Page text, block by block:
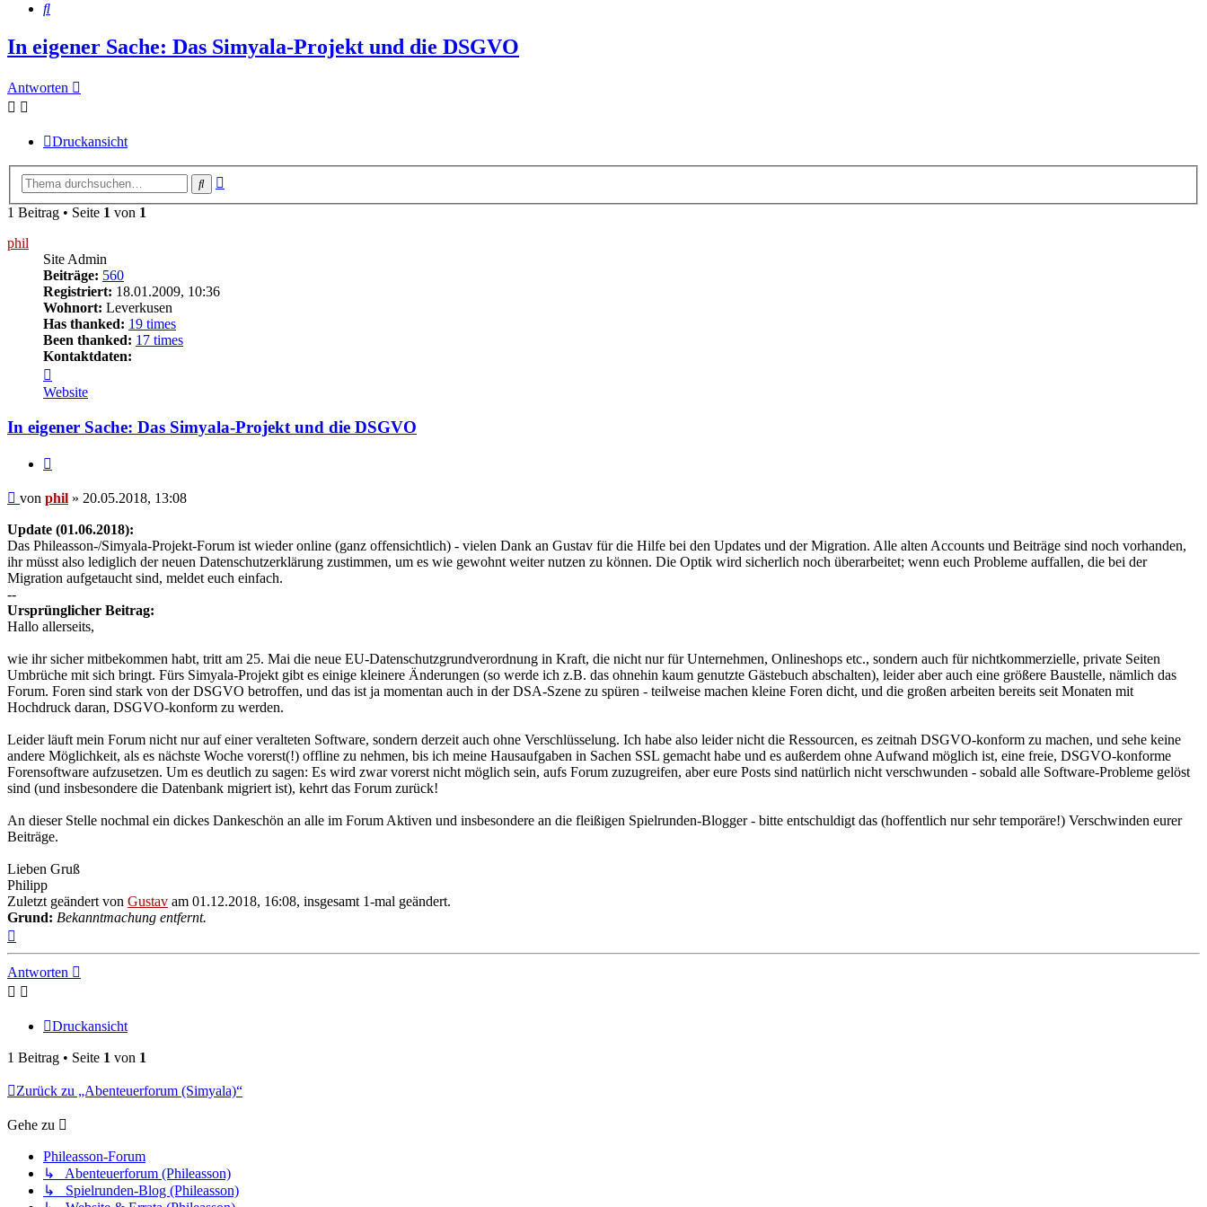
Suche
In eigener Sache: Das Simyala-Projekt und die DSGVO
Antworten
Druckansicht
Suche
1 Beitrag • Seite 1 von 1
phil
Site Admin
Beiträge: 560
Registriert: 18.01.2009, 10:36
Wohnort: Leverkusen
Has thanked: 19 times
Been thanked: 17 times
Kontaktdaten:
von
phil
Website
In eigener Sache: Das Simyala-Projekt und die DSGVO
Beitrag
von phil » 20.05.2018, 13:08
Update (01.06.2018):
Das Phileasson-/Simyala-Projekt-Forum ist wieder online (ganz offensichtlich) - vielen Dank an Gustav für die Hilfe bei den Updates und der Migration. Alle alten Accounts und Beiträge sind noch vorhanden,
ihr müsst also lediglich der neuen Datenschutzerklärung zustimmen, um es wie gewohnt weiter nutzen zu können. Die Optik wird sicherlich noch überarbeitet; wenn euch Probleme auffallen, die bei der
Migration aufgetaucht sind, meldet euch einfach.
--
Ursprünglicher Beitrag:
Hallo allerseits,
wie ihr sicher mitbekommen habt, tritt am 25. Mai die neue EU-Datenschutzgrundverordnung in Kraft, die nicht nur für Unternehmen, Onlineshops etc., sondern auch für nichtkommerzielle, private Seiten
Umbrüche mit sich bringt. Fürs Simyala-Projekt gibt es einige kleinere Änderungen (so werde ich z.B. das ohnehin kaum genutzte Gästebuch abschalten), leider aber auch eine größere Baustelle, nämlich das
Forum. Foren sind stark von der DSGVO betroffen, und das ist ja momentan auch in der DSA-Szene zu spüren - teilweise machen kleine Foren dicht, und die großen arbeiten bereits seit Monaten mit
Hochdruck daran, DSGVO-konform zu werden.
Leider läuft mein Forum nicht nur auf einer veralteten Software, sondern derzeit auch ohne Verschlüsselung. Ich habe also leider nicht die Ressourcen, es zeitnah DSGVO-konform zu machen, und sehe keine
andere Möglichkeit, als es nächste Woche vorerst(!) offline zu nehmen, bis ich meine Hausaufgaben in Sachen SSL gemacht habe und es außerdem ohne Aufwand möglich ist, eine freie, DSGVO-konforme
Forensoftware aufzusetzen. Um es deutlich zu sagen: Es wird zwar vorerst nicht möglich sein, aufs Forum zuzugreifen, aber eure Posts sind natürlich nicht verschwunden - sobald alle Software-Probleme gelöst
sind (und insbesondere die Datenbank migriert ist), kehrt das Forum zurück!
An dieser Stelle nochmal ein dickes Dankeschön an alle im Forum Aktiven und insbesondere an die fleißigen Spielrunden-Blogger - bitte entschuldigt das (hoffentlich nur sehr temporäre!) Verschwinden eurer
Beiträge.
Lieben Gruß
Philipp
Zuletzt geändert von Gustav am 01.12.2018, 16:08, insgesamt 1-mal geändert.
Grund: Bekanntmachung entfernt.
Antworten
Druckansicht
1 Beitrag • Seite 1 von 1
Zurück zu „Abenteuerforum (Simyala)“
Gehe zu
Phileasson-Forum
↳ Abenteuerforum (Phileasson)
↳ Spielrunden-Blog (Phileasson)